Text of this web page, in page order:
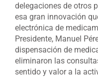
delegaciones de otros
esa gran innovación
electrónica de
Presidente, Manuel
dispensación de
eliminaron las
sentido y valor a la